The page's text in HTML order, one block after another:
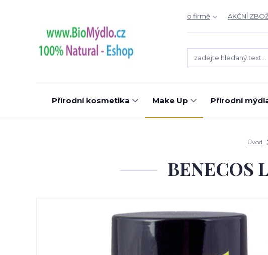
o firmě AKČNÍ
Přírodní kosmetika Make Up Přírodní
Úvod
BENECOS